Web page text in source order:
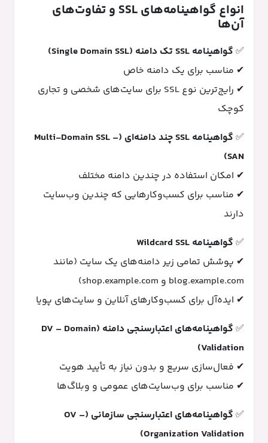
انواع گواهینامه‌های SSL و تفاوت‌های
آن‌ها
✅ گواهینامه SSL تک دامنه (Single Domain SSL)
✔ مناسب برای یک دامنه خاص
✔ رایج‌ترین نوع SSL برای سایت‌های شخصی و تجاری
کوچک
✅
گواهینامه SSL چند دامنه‌ای (Multi-Domain SSL –
SAN)
✔ امکان استفاده در چندین دامنه مختلف
✔ مناسب برای کسب‌وکارهایی که چندین وب‌سایت
دارند
✅ گواهینامه Wildcard SSL
✔ پوشش تمامی زیر دامنه‌های یک سایت (مانند
blog.example.com و shop.example.com)
✔ ایده‌آل برای کسب‌وکارهای آنلاین و سایت‌های پویا
✅
گواهینامه‌های اعتبارسنجی دامنه (DV – Domain
Validation)
✔ فعال‌سازی سریع و بدون نیاز به تأیید هویت
✔ مناسب برای وب‌سایت‌های عمومی و وبلاگ‌ها
✅
گواهینامه‌های اعتبارسنجی سازمانی (OV –
Organization Validation)